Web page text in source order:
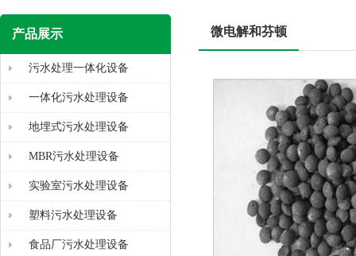
产品展示
污水处理一体化设备
一体化污水处理设备
地埋式污水处理设备
MBR污水处理设备
实验室污水处理设备
塑料污水处理设备
食品厂污水处理设备
微电解和芬顿